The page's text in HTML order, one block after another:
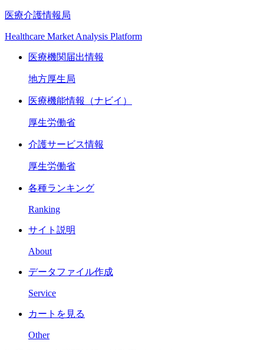
医療介護情報局
Healthcare Market Analysis Platform
医療機関届出情報
地方厚生局
医療機能情報（ナビイ）
厚生労働省
介護サービス情報
厚生労働省
各種ランキング
Ranking
サイト説明
About
データファイル作成
Service
カートを見る
Other